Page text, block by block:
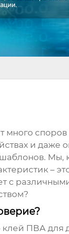
много
и даже
–
с
клей ПВА для